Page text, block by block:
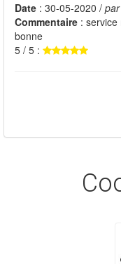
Date : 30-05-2020 /
Commentaire :
bonne
5 / 5 :